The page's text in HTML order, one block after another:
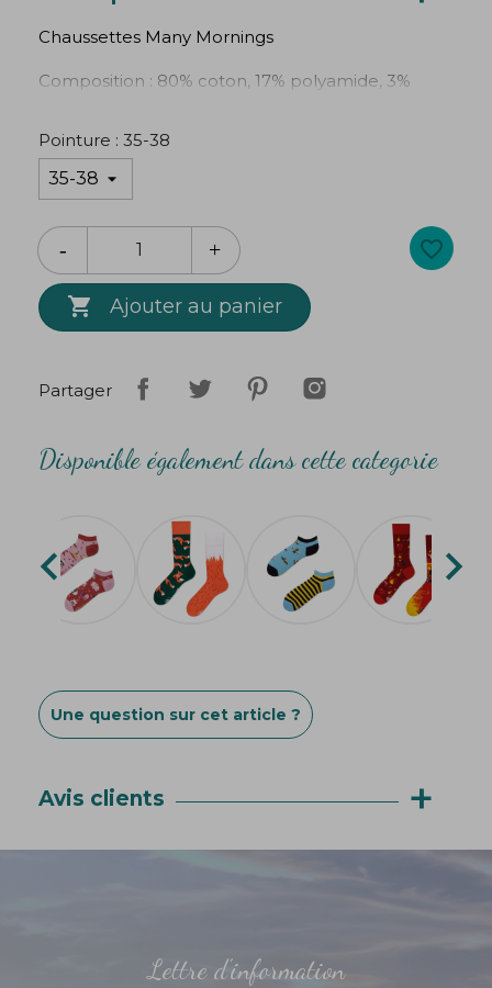
Chaussettes Many Mornings
Composition : 80% coton, 17% polyamide, 3%
Pointure : 35-38
 Ajouter au panier
favorite_border
Partager
Disponible également dans cette categorie
 
Une question sur cet article ?
Avis clients +
Lettre d'information